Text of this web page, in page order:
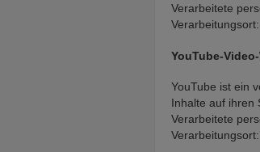
Verarbeitete
YouTube-
YouTube ist ein
Inhalte auf ihren
Verarbeitete